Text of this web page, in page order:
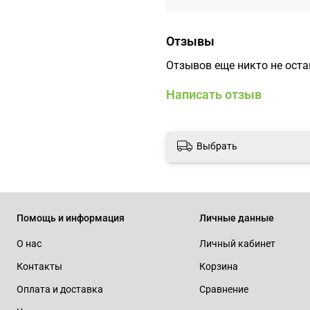
Отзывы
Отзывов еще никто не
Написать отзыв
Выбрать
Помощь и информация
О нас
Контакты
Оплата и доставка
Личные данные
Личный кабинет
Корзина
Сравнение